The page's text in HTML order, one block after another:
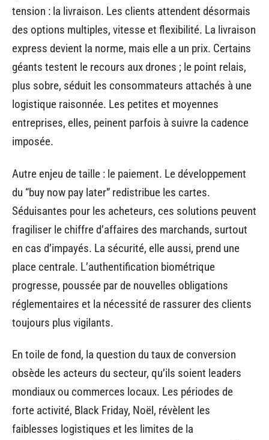
tension : la livraison. Les clients attendent désormais
des options multiples, vitesse et flexibilité. La livraison
express devient la norme, mais elle a un prix. Certains
géants testent le recours aux drones ; le point relais,
plus sobre, séduit les consommateurs attachés à une
logistique raisonnée. Les petites et moyennes
entreprises, elles, peinent parfois à suivre la cadence
imposée.
Autre enjeu de taille : le paiement. Le développement
du “buy now pay later” redistribue les cartes.
Séduisantes pour les acheteurs, ces solutions peuvent
fragiliser le chiffre d’affaires des marchands, surtout
en cas d’impayés. La sécurité, elle aussi, prend une
place centrale. L’authentification biométrique
progresse, poussée par de nouvelles obligations
réglementaires et la nécessité de rassurer des clients
toujours plus vigilants.
En toile de fond, la question du taux de conversion
obsède les acteurs du secteur, qu’ils soient leaders
mondiaux ou commerces locaux. Les périodes de
forte activité, Black Friday, Noël, révèlent les
faiblesses logistiques et les limites de la